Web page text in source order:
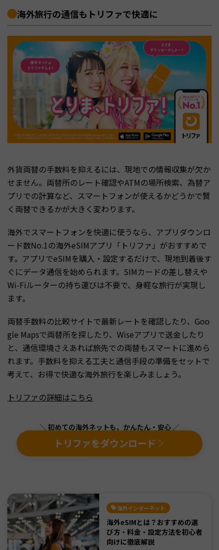
海外旅行の通信もトリファで快適に
外貨両替の手数料を抑えるには、現地での情報収集が欠か
せません。両替所のレート確認やATMの場所検索、為替ア
プリでの計算など、スマートフォンが使えるかどうかで賢
く両替できるかが大きく変わります。
海外でスマートフォンを快適に使うなら、アプリダウンロ
ード数No.1の海外eSIMアプリ「トリファ」がおすすめで
す。アプリでeSIMを購入・設定するだけで、現地到着後す
ぐにデータ通信を始められます。SIMカードの差し替えや
Wi-Fiルーターの持ち運びは不要で、身軽な旅行が実現し
ます。
両替手数料の比較サイトで最新レートを確認したり、Goo
gle Mapsで両替所を探したり、Wiseアプリで送金したり
と、通信環境さえあれば旅先での両替もスマートに進めら
れます。手数料を抑える工夫と通信手段の準備をセットで
考えて、お得で快適な海外旅行を楽しみましょう。
トリファの詳細はこちら
＼ 初めての海外ネットも、かんたん・安心 ／
トリファをダウンロード
海外インターネット
海外eSIMとは？おすすめの選
び方・料金・設定方法を初心者
向けに徹底解説